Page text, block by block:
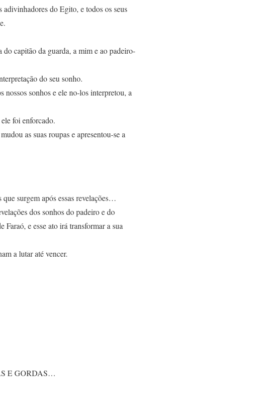
do Egito, e todos os seus
do capitão da guarda, a mim e ao padeiro-
do seu sonho.
nossos sonhos e ele no-los interpretou, a
foi enforcado.
as suas roupas e apresentou-se a
surgem após essas revelações…
dos sonhos do padeiro e do
e esse ato irá transformar a sua
a lutar até vencer.
E GORDAS…